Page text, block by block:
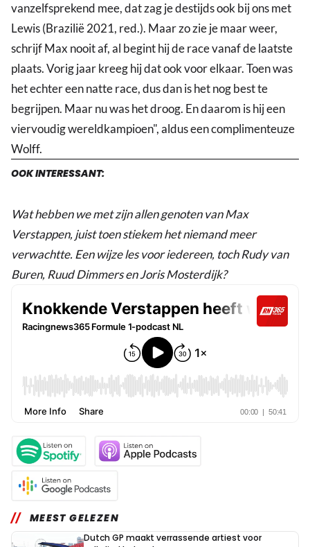
vanzelfsprekend mee, dat zag je destijds ook bij ons met
Lewis (Brazilië 2021, red.). Maar zo zie je maar weer,
schrijf Max nooit af, al begint hij de race vanaf de laatste
plaats. Vorig jaar kreeg hij dat ook voor elkaar. Toen was
het echter een natte race, dus dan is het nog best te
begrijpen. Maar nu was het droog. En daarom is hij een
viervoudig wereldkampioen", aldus een complimenteuze
Wolff.
OOK INTERESSANT:
Wat hebben we met zijn allen genoten van Max
Verstappen, juist toen stiekem het niemand meer
verwachtte. Een wijze les voor iedereen, toch Rudy van
Buren, Ruud Dimmers en Joris Mosterdijk?
MEEST GELEZEN
Dutch GP maakt verrassende artiest voor